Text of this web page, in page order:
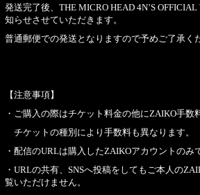
発送完了後、THE MICRO HEAD 4N’S
知らせさせていただきます。
普通郵便での発送となりますので予めご了承く
【注意事項】
・ご購入の際はチケット料金の他にZAIKO手数
チケットの種別により手数料も異なります。
・配信のURLは購入したZAIKOアカウントのみ
・URLの共有、SNSへ投稿をしてもご本人の
覧いただけません。